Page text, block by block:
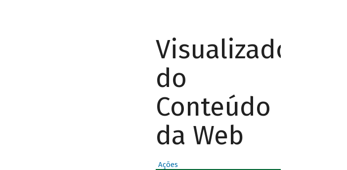
Visualizador
do
Conteúdo
da Web
Ações